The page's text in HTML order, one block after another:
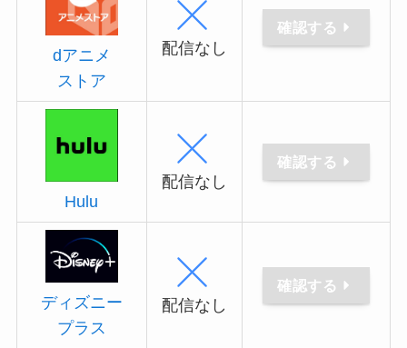
dアニメ
ストア
配信なし
確認する
Hulu
配信なし
確認する
ディズニー
プラス
配信なし
確認する